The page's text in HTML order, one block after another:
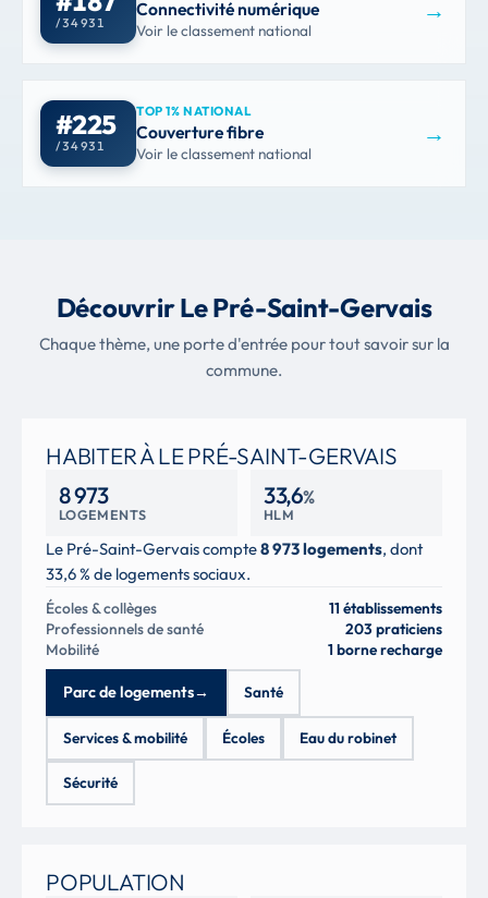
/ 34 931
Connectivité numérique
Voir le classement national
→
#225
/ 34 931
TOP 1% NATIONAL
Couverture fibre
Voir le classement national
→
Découvrir Le Pré-Saint-Gervais
Chaque thème, une porte d'entrée pour tout savoir sur la
commune.
HABITER À LE PRÉ-SAINT-GERVAIS
8 973
LOGEMENTS
33,6%
HLM
Le Pré-Saint-Gervais compte8 973 logements, dont
33,6 % de logements sociaux.
Écoles & collèges
11 établissements
Professionnels de santé
203 praticiens
Mobilité
1 borne recharge
Parc de logements→ Santé
Services & mobilité Écoles Eau du robinet
Sécurité
POPULATION